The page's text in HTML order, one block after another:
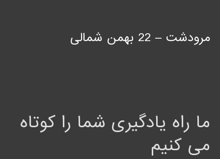
مرودشت – 22 بهمن شمالی
ما راه یادگیری شما را کوتاه
می کنیم